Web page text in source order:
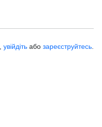
увійдіть або зареєструйтесь